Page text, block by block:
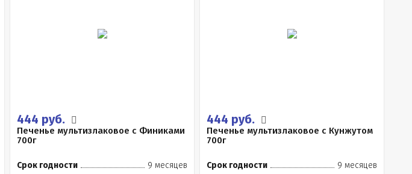
444 руб.
Печенье мультизлаковое с Финиками
700г
Срок годности
9 месяцев
444 руб.
Печенье мультизлаковое с Кунжутом
700г
Срок годности
9 месяцев